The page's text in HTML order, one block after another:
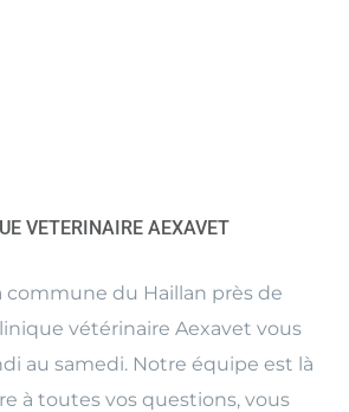
VETERINAIRE AEXAVET
commune du Haillan près de
vétérinaire Aexavet vous
au samedi. Notre équipe est là
à toutes vos questions, vous